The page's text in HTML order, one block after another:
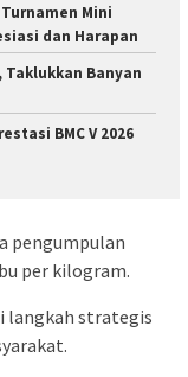
Mini
dan Harapan
Taklukkan Banyan
BMC V 2026
pengumpulan
per kilogram.
langkah strategis